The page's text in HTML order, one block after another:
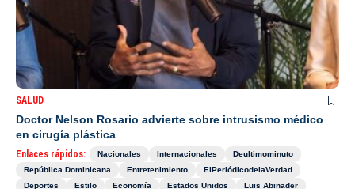
SALUD
Doctor Nelson Rosario advierte sobre intrusismo médico
en cirugía plástica
Enlaces rápidos: Nacionales Internacionales
Deultimominuto
República Dominicana
Entretenimiento
ElPeriódicodelaVerdad
Deportes
Estilo Economía Estados Unidos
Luis Abinader